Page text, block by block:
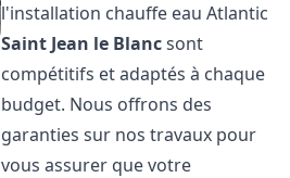
l'installation chauffe eau Atlantic
Saint Jean le Blancsont
compétitifs et adaptés à chaque
budget. Nous offrons des
garanties sur nos travaux pour
vous assurer que votre